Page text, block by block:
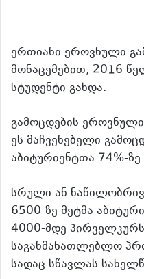
ერთიანი ეროვნული
მონაცემებით, 2016
სტუდენტი გახდა.
გამოცდების
ეს მაჩვენებელი
აბიტურიენტთა 74%-ზე
სრული ან
6500-ზე მეტმა
4000-მდე
საგანმანათლებლო
სადაც სწავლას